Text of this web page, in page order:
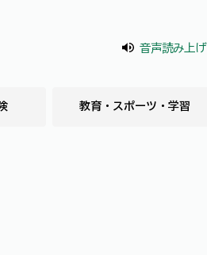
音声読み上げ
教育・スポーツ・学習